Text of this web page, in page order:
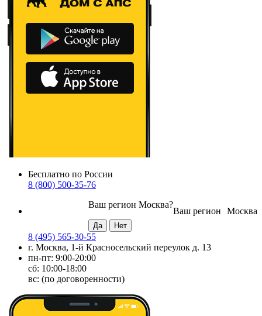
Бесплатно по России
8 (800) 500-35-76
Москва
Ваш регион
Ваш регион Москва?
8 (495) 565-30-55
г. Москва, 1-й Красносельский переулок д. 13
пн-пт: 9:00-20:00
сб: 10:00-18:00
вс: (по договоренности)